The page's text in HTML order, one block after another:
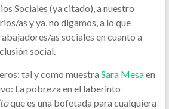
Sociales (ya citado), a nuestro
as y ya, no digamos, a lo que
as sociales en cuanto a
social.
tal y como muestra Sara Mesaen
La pobreza en el laberinto
que es una bofetada para cualquiera